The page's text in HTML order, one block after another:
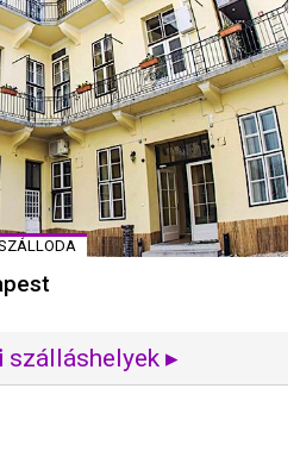
szálláshelyek ▸